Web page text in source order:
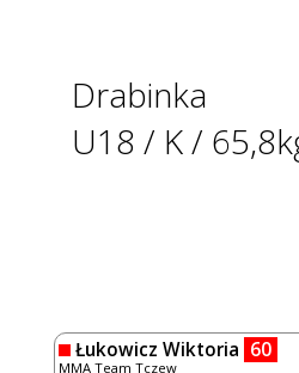
Drabinka
U18 / K /
Łukowicz Wiktoria 60
MMA Team Tczew